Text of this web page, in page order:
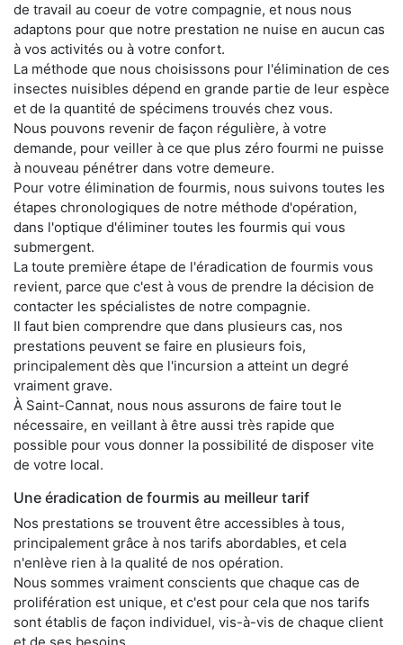
de travail au coeur de votre compagnie, et nous nous
adaptons pour que notre prestation ne nuise en aucun cas
à vos activités ou à votre confort.
La méthode que nous choisissons pour l'élimination de ces
insectes nuisibles dépend en grande partie de leur espèce
et de la quantité de spécimens trouvés chez vous.
Nous pouvons revenir de façon régulière, à votre
demande, pour veiller à ce que plus zéro fourmi ne puisse
à nouveau pénétrer dans votre demeure.
Pour votre élimination de fourmis, nous suivons toutes les
étapes chronologiques de notre méthode d'opération,
dans l'optique d'éliminer toutes les fourmis qui vous
submergent.
La toute première étape de l'éradication de fourmis vous
revient, parce que c'est à vous de prendre la décision de
contacter les spécialistes de notre compagnie.
Il faut bien comprendre que dans plusieurs cas, nos
prestations peuvent se faire en plusieurs fois,
principalement dès que l'incursion a atteint un degré
vraiment grave.
À Saint-Cannat, nous nous assurons de faire tout le
nécessaire, en veillant à être aussi très rapide que
possible pour vous donner la possibilité de disposer vite
de votre local.
Une éradication de fourmis au meilleur tarif
Nos prestations se trouvent être accessibles à tous,
principalement grâce à nos tarifs abordables, et cela
n'enlève rien à la qualité de nos opération.
Nous sommes vraiment conscients que chaque cas de
prolifération est unique, et c'est pour cela que nos tarifs
sont établis de façon individuel, vis-à-vis de chaque client